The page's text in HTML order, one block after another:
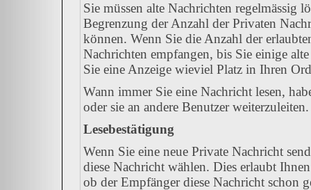
Sie müssen alte Nachrichten regelmässig
Begrenzung der Anzahl der Privaten
können. Wenn Sie die Anzahl der
Nachrichten empfangen, bis Sie einige
Sie eine Anzeige wieviel Platz in Ihren
Wann immer Sie eine Nachricht lesen,
oder sie an andere Benutzer weiterzuleiten.
Lesebestätigung
Wenn Sie eine neue Private Nachricht
diese Nachricht wählen. Dies erlaubt
ob der Empfänger diese Nachricht schon